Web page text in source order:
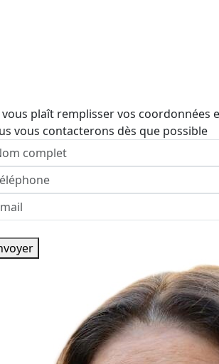
vous plaît remplisser vos coordonnées
vous contacterons dès que possible